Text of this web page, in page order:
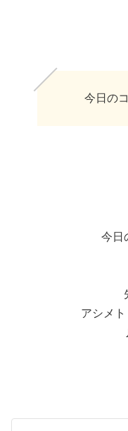
今日の
今日
アシメ